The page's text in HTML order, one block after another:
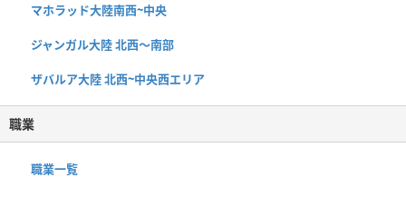
マホラッド大陸南西~中央
ジャンガル大陸 北西〜南部
ザバルア大陸 北西~中央西エリア
職業
職業一覧